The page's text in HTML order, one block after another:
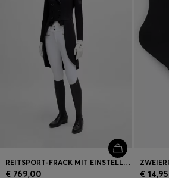
REITSPORT-FRACK MIT EINSTELLBAREN GEWICHTEN AM ROCK
€ 769,00 € 14,95